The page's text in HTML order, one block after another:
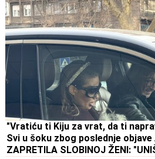
"Vratiću ti Kiju za vrat, da ti
Svi u šoku zbog poslednje objave
ZAPRETILA SLOBINOJ ŽENI: